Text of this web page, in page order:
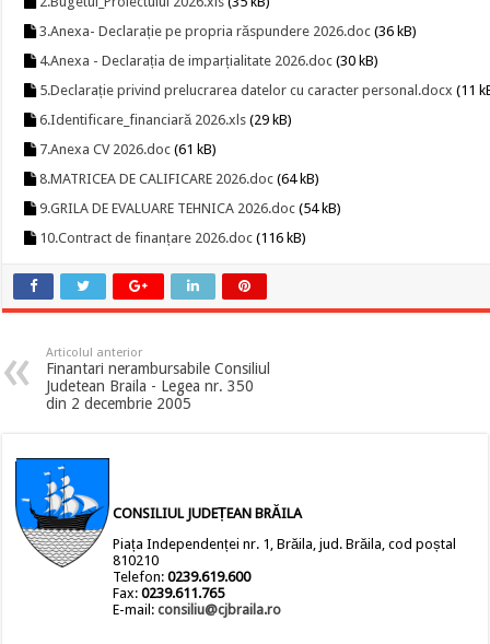
3.Anexa- Declarație pe propria răspundere 2026.doc (36 kB)
4.Anexa - Declarația de imparțialitate 2026.doc (30 kB)
5.Declarație privind prelucrarea datelor cu caracter personal.docx (11
6.Identificare_financiară 2026.xls (29 kB)
7.Anexa CV 2026.doc (61 kB)
8.MATRICEA DE CALIFICARE 2026.doc (64 kB)
9.GRILA DE EVALUARE TEHNICA 2026.doc (54 kB)
10.Contract de finanțare 2026.doc (116 kB)
Articolul anterior
Finantari nerambursabile Consiliul
Judetean Braila - Legea nr. 350
din 2 decembrie 2005
CONSILIUL JUDEȚEAN BRĂILA
Piața Independenței nr. 1, Brăila, jud. Brăila, cod poștal
810210
Telefon:0239.619.600
Fax:0239.611.765
E-mail:consiliu@cjbraila.ro